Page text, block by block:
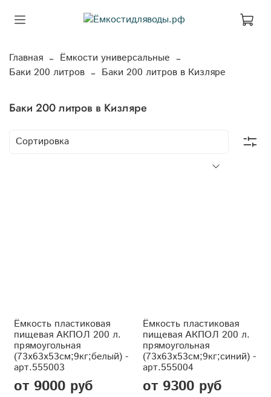
Главная
Ёмкости универсальные
Баки 200 литров
Баки 200 литров в Кизляре
Баки 200 литров в Кизляре
Ёмкость пластиковая
пищевая АКПОЛ 200 л.
прямоугольная
(73x63x53см;9кг;белый) -
арт.555003
от 9000 руб
Ёмкость пластиковая
пищевая АКПОЛ 200 л.
прямоугольная
(73x63x53см;9кг;синий) -
арт.555004
от 9300 руб